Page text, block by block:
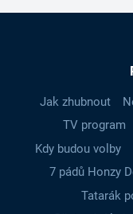
Jak zhubnout
TV program
Kdy budou volby
7 pádů Honzy
Tatarák